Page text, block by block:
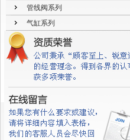
管线阀系列
气缸系列